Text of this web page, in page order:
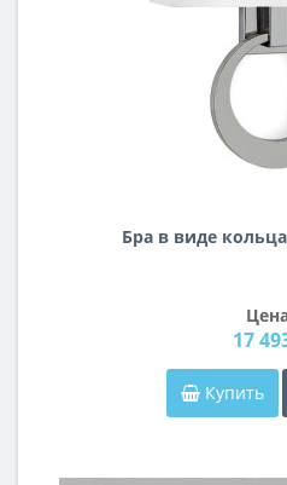
Бра в виде
17
Купить